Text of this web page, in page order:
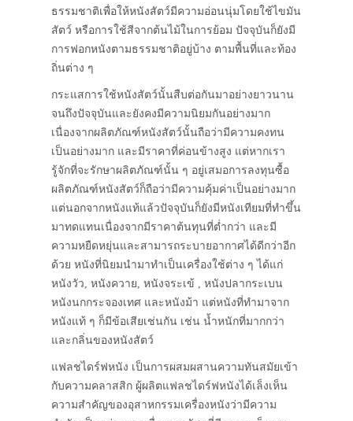
ธรรมชาติเพื่อให้หนังสัตว์มีความอ่อนนุ่มโดยใช้ไขมัน
สัตว์ หรือการใช้สีจากต้นไม้ในการย้อม ปัจจุบันก็ยังมี
การฟอกหนังตามธรรมชาติอยู่บ้าง ตามพื้นที่และท้อง
ถิ่นต่าง ๆ
กระแสการใช้หนังสัตว์นั้นสืบต่อกันมาอย่างยาวนาน
จนถึงปัจจุบันและยังคงมีความนิยมกันอย่างมาก
เนื่องจากผลิตภัณฑ์หนังสัตว์นั้นถือว่ามีความคงทน
เป็นอย่างมาก และมีราคาที่ค่อนข้างสูง แต่หากเรา
รู้จักที่จะรักษาผลิตภัณฑ์นั้น ๆ อยู่เสมอการลงทุนซื้อ
ผลิตภัณฑ์หนังสัตว์ก็ถือว่ามีความคุ้มค่าเป็นอย่างมาก
แต่นอกจากหนังแท้แล้วปัจจุบันก็ยังมีหนังเทียมที่ทำขึ้น
มาทดแทนเนื่องจากมีราคาต้นทุนที่ต่ำกว่า และมี
ความหยืดหยุ่นและสามารถระบายอากาศได้ดีกว่าอีก
ด้วย หนังที่นิยมนำมาทำเป็นเครื่องใช้ต่าง ๆ ได้แก่
หนังวัว, หนังควาย, หนังจระเข้ , หนังปลากระเบน
หนังนกกระจองเทศ และหนังม้า แต่หนังที่ทำมาจาก
หนังแท้ ๆ ก็มีข้อเสียเช่นกัน เช่น น้ำหนักที่มากกว่า
และกลิ่นของหนังสัตว์
แฟลชไดร์ฟหนัง เป็นการผสมผสานความทันสมัยเข้า
กับความคลาสสิก ผู้ผลิตแฟลชไดร์ฟหนังได้เล็งเห็น
ความสำคัญของอุสาหกรรมเครื่องหนังว่ามีความ